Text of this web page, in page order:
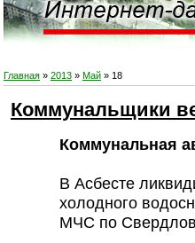
Главная » 2013 » Май » 18
Коммунальщики
Коммунальная
В Асбесте
холодного
МЧС по